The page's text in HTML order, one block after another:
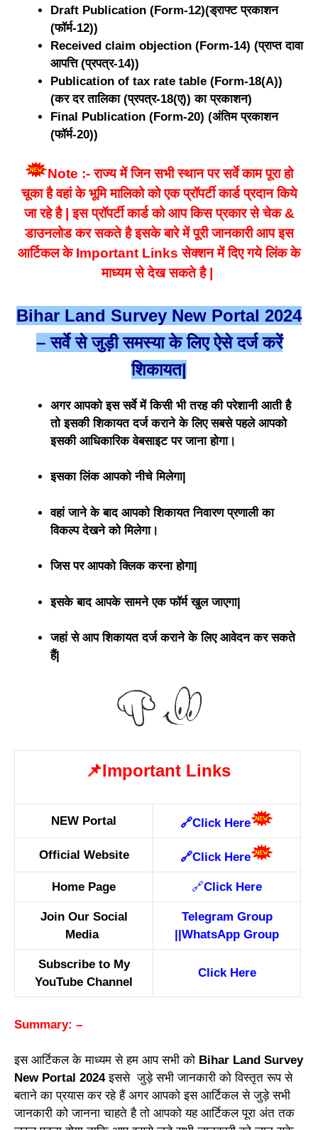
Draft Publication (Form-12)(ड्राफ्ट प्रकाशन
(फॉर्म-12))
Received claim objection (Form-14) (प्राप्त दावा
आपत्ति (प्रपत्र-14))
Publication of tax rate table (Form-18(A))
(कर दर तालिका (प्रपत्र-18(ए)) का प्रकाशन)
Final Publication (Form-20) (अंतिम प्रकाशन
(फॉर्म-20))
Note :- राज्य में जिन सभी स्थान पर सर्वे काम पूरा हो
चूका है वहां के भूमि मालिको को एक प्रॉपर्टी कार्ड प्रदान किये
जा रहे है | इस प्रॉपर्टी कार्ड को आप किस प्रकार से चेक &
डाउनलोड कर सकते है इसके बारे में पूरी जानकारी आप इस
आर्टिकल के Important Links सेक्शन में दिए गये लिंक के
माध्यम से देख सकते है |
Bihar Land Survey New Portal 2024
– सर्वे से जुड़ी समस्या के लिए ऐसे दर्ज करें
शिकायत|
अगर आपको इस सर्वे में किसी भी तरह की परेशानी आती है
तो इसकी शिकायत दर्ज कराने के लिए सबसे पहले आपको
इसकी आधिकारिक वेबसाइट पर जाना होगा।
इसका लिंक आपको नीचे मिलेगा|
वहां जाने के बाद आपको शिकायत निवारण प्रणाली का
विकल्प देखने को मिलेगा।
जिस पर आपको क्लिक करना होगा|
इसके बाद आपके सामने एक फॉर्म खुल जाएगा|
जहां से आप शिकायत दर्ज कराने के लिए आवेदन कर सकते
हैं|
📌Important Links
NEW Portal 🔗Click Here
Official Website 🔗Click Here
Home Page 🔗Click Here
Join Our Social
Media
Telegram Group
WhatsApp Group
Subscribe to My
YouTube Channel
Click Here
Summary: –
इस आर्टिकल के माध्यम से हम आप सभी को Bihar Land Survey
New Portal 2024इससे जुड़े सभी जानकारी को विस्तृत रूप से
बताने का प्रयास कर रहे हैं अगर आपको इस आर्टिकल से जुड़े सभी
जानकारी को जानना चाहते है तो आपको यह आर्टिकल पूरा अंत तक